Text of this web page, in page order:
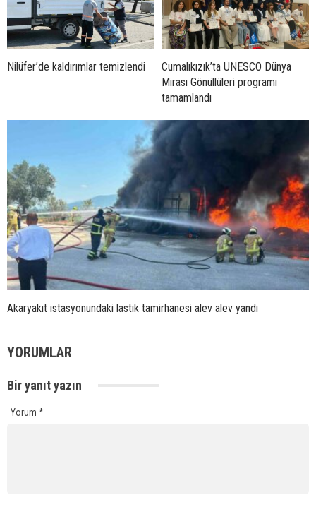
Nilüfer’de kaldırımlar temizlendi
Cumalıkızık’ta UNESCO Dünya
Mirası Gönüllüleri programı
tamamlandı
Akaryakıt istasyonundaki lastik tamirhanesi alev alev yandı
YORUMLAR
Bir yanıt yazın
Yorum *